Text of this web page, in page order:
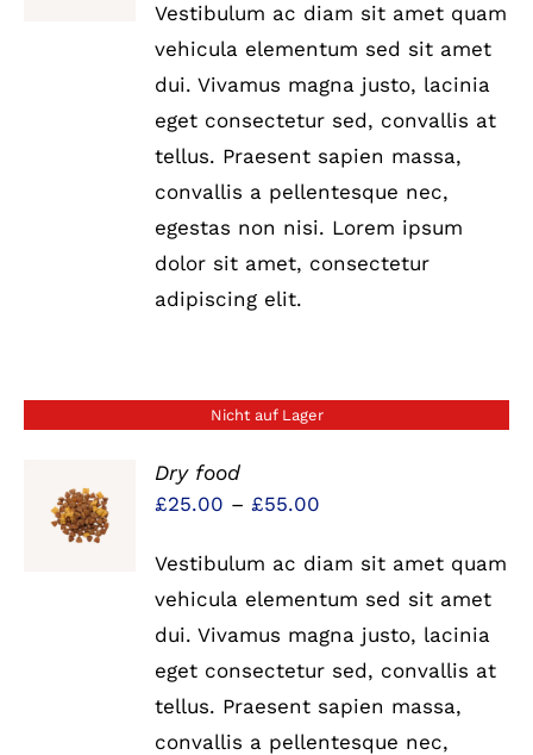
war:
£8.00
ist:
£6.00.
Vestibulum ac diam sit amet quam
vehicula elementum sed sit amet
dui. Vivamus magna justo, lacinia
eget consectetur sed, convallis at
tellus. Praesent sapien massa,
convallis a pellentesque nec,
egestas non nisi. Lorem ipsum
dolor sit amet, consectetur
adipiscing elit.
Nicht auf Lager
DETAILS
Dry food
£25.00 –£55.00
bis
£55.00
Vestibulum ac diam sit amet quam
vehicula elementum sed sit amet
dui. Vivamus magna justo, lacinia
eget consectetur sed, convallis at
tellus. Praesent sapien massa,
convallis a pellentesque nec,